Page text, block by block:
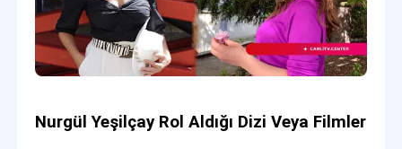
Nurgül Yeşilçay Rol Aldığı Dizi Veya Filmler